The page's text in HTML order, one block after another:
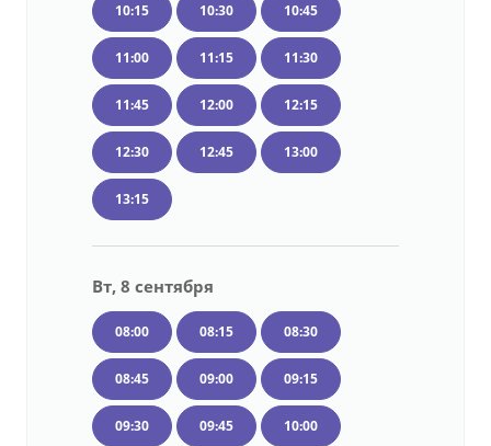
10:15 10:30 10:45
11:00 11:15 11:30
11:45 12:00 12:15
12:30 12:45 13:00
13:15
Вт, 8 сентября
08:00 08:15 08:30
08:45 09:00 09:15
09:30 09:45 10:00